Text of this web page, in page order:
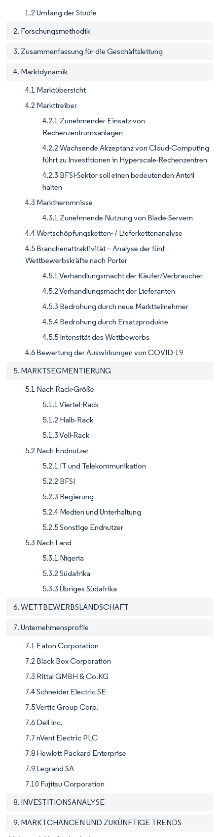
1.2 Umfang der Studie
2. Forschungsmethodik
3. Zusammenfassung für die Geschäftsleitung
4. Marktdynamik
4.1 Marktübersicht
4.2 Markttreiber
4.2.1 Zunehmender Einsatz von
Rechenzentrumsanlagen
4.2.2 Wachsende Akzeptanz von Cloud-Computing
führt zu Investitionen in Hyperscale-Rechenzentren
4.2.3 BFSI-Sektor soll einen bedeutenden Anteil
halten
4.3 Markthemmnisse
4.3.1 Zunehmende Nutzung von Blade-Servern
4.4 Wertschöpfungsketten- / Lieferkettenanalyse
4.5 Branchenattraktivität – Analyse der fünf
Wettbewerbskräfte nach Porter
4.5.1 Verhandlungsmacht der Käufer/Verbraucher
4.5.2 Verhandlungsmacht der Lieferanten
4.5.3 Bedrohung durch neue Marktteilnehmer
4.5.4 Bedrohung durch Ersatzprodukte
4.5.5 Intensität des Wettbewerbs
4.6 Bewertung der Auswirkungen von COVID-19
5. MARKTSEGMENTIERUNG
5.1 Nach Rack-Größe
5.1.1 Viertel-Rack
5.1.2 Halb-Rack
5.1.3 Voll-Rack
5.2 Nach Endnutzer
5.2.1 IT und Telekommunikation
5.2.2 BFSI
5.2.3 Regierung
5.2.4 Medien und Unterhaltung
5.2.5 Sonstige Endnutzer
5.3 Nach Land
5.3.1 Nigeria
5.3.2 Südafrika
5.3.3 Übriges Südafrika
6. WETTBEWERBSLANDSCHAFT
7. Unternehmensprofile
7.1 Eaton Corporation
7.2 Black Box Corporation
7.3 Rittal GMBH & Co.KG
7.4 Schneider Electric SE
7.5 Vertic Group Corp.
7.6 Dell Inc.
7.7 nVent Electric PLC
7.8 Hewlett Packard Enterprise
7.9 Legrand SA
7.10 Fujitsu Corporation
8. INVESTITIONSANALYSE
9. MARKTCHANCEN UND ZUKÜNFTIGE TRENDS